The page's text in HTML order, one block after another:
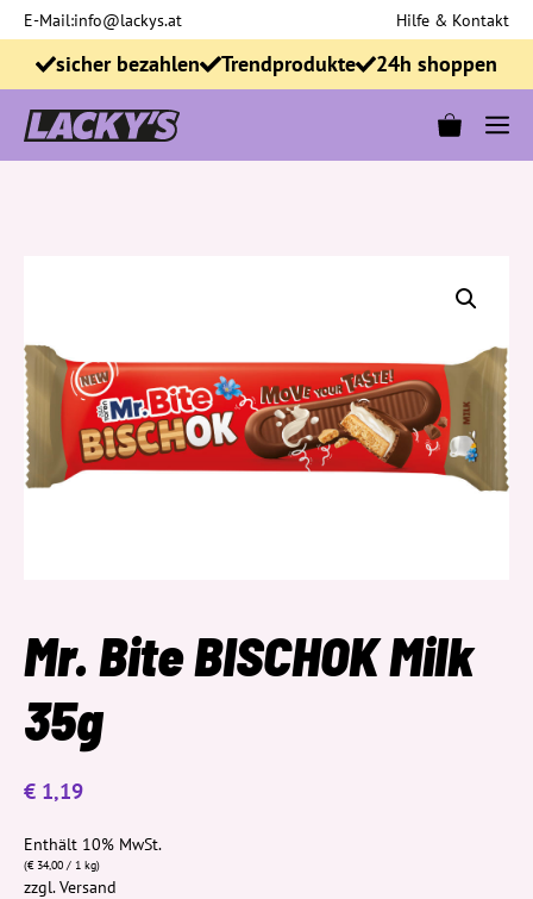
Zum
Inhalt
springen
E-Mail:info@lackys.at Hilfe & Kontakt
sicher bezahlen Trendprodukte 24h shoppen
Mr. Bite BISCHOK Milk
35g
€ 1,19
Enthält 10% MwSt.
(€34,00 / 1 kg)
zzgl.Versand